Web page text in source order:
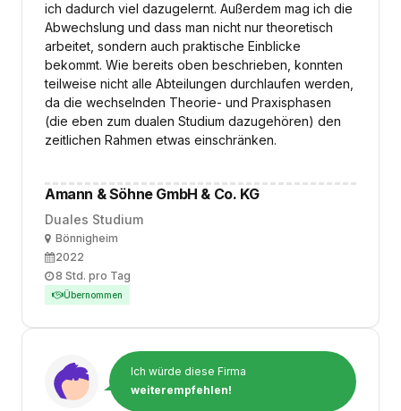
ich dadurch viel dazugelernt. Außerdem mag ich die
Abwechslung und dass man nicht nur theoretisch
arbeitet, sondern auch praktische Einblicke
bekommt. Wie bereits oben beschrieben, konnten
teilweise nicht alle Abteilungen durchlaufen werden,
da die wechselnden Theorie- und Praxisphasen
(die eben zum dualen Studium dazugehören) den
zeitlichen Rahmen etwas einschränken.
Amann & Söhne GmbH & Co. KG
Duales Studium
OrtBönnigheim
Ausbildungsbeginn
2022
Arbeitszeit
8 Std. pro Tag
Übernommen
Ich würde diese Firma
weiterempfehlen!